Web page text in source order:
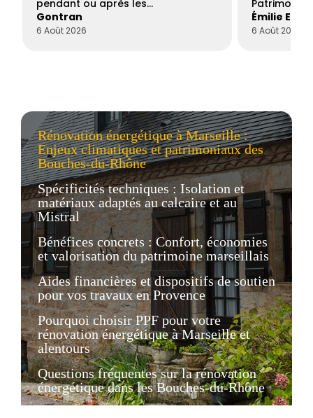
pendant ou après les…
Gontran
6 Août 2026
Patrimoine
Émilie
6 Août 2026
Rénovation énergétique à Marseille :
Enjeux climatiques et patrimoniaux des
Bouches-du-Rhône
Spécificités techniques : Isolation et
matériaux adaptés au calcaire et au
Mistral
Bénéfices concrets : Confort, économies
et valorisation du patrimoine marseillais
Aides financières et dispositifs de soutien
pour vos travaux en Provence
Pourquoi choisir PPF pour votre
rénovation énergétique à Marseille et
alentours
Questions fréquentes sur la rénovation
énergétique dans les Bouches-du-Rhône